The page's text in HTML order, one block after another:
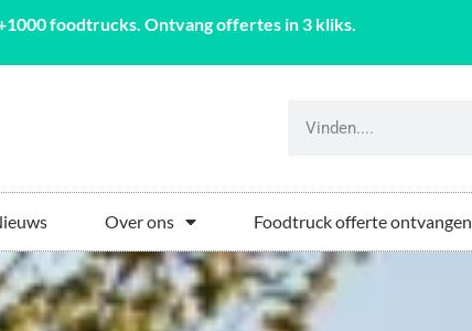
foodtrucks. Ontvang offertes in 3 kliks.
Over ons Foodtruck offerte ontvangen